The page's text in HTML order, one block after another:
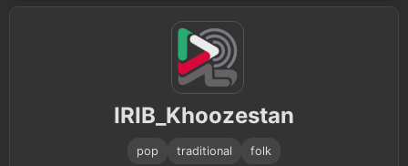
IRIB_Khoozestan
pop traditional folk